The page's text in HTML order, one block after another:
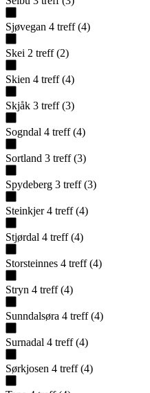
Sjøvegan 4 treff (4)
Skei 2 treff (2)
Skien 4 treff (4)
Skjåk 3 treff (3)
Sogndal 4 treff (4)
Sortland 3 treff (3)
Spydeberg 3 treff (3)
Steinkjer 4 treff (4)
Stjørdal 4 treff (4)
Storsteinnes 4 treff (4)
Stryn 4 treff (4)
Sunndalsøra 4 treff (4)
Surnadal 4 treff (4)
Sørkjosen 4 treff (4)